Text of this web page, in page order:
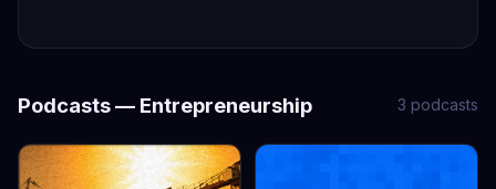
Podcasts — Entrepreneurship 3 podcasts